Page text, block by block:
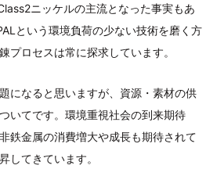
ニッケルの主流となった事実もあ
という環境負荷の少ない技術を磨く方
プロセスは常に探求しています。
になると思いますが、資源・素材の供
いてです。環境重視社会の到来期待
鉄金属の消費増大や成長も期待されて
してきています。